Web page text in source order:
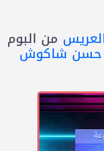
من البوم
حسن شاكوش